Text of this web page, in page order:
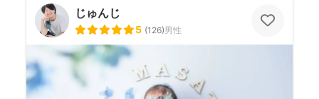
じゅんじ
5 (126)男性